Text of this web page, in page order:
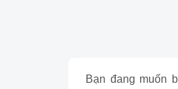
Bạn đang muốn